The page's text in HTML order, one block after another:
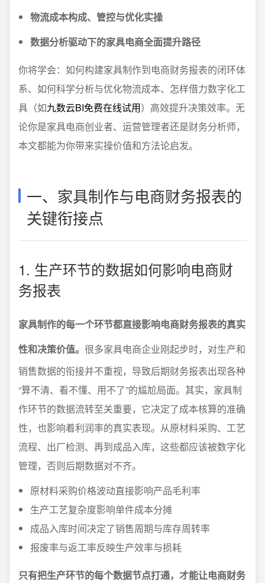
物流成本构成、管控与优化实操
数据分析驱动下的家具电商全面提升路径
你将学会：如何构建家具制作到电商财务报表的闭环体
系、如何科学分析与优化物流成本、怎样借力数字化工
具（如九数云BI免费在线试用）高效提升决策效率。无
论你是家具电商创业者、运营管理者还是财务分析师，
本文都能为你带来实操价值和方法论启发。
一、家具制作与电商财务报表的
关键衔接点
1. 生产环节的数据如何影响电商财
务报表
家具制作的每一个环节都直接影响电商财务报表的真实
性和决策价值。 很多家具电商企业刚起步时，对生产和
销售数据的衔接并不重视，导致后期财务报表出现各种
“算不清、看不懂、用不了”的尴尬局面。其实，家具制
作环节的数据流转至关重要，它决定了成本核算的准确
性，也影响着利润率的真实表现。从原材料采购、工艺
流程、出厂检测、再到成品入库，这些都应该被数字化
管理，否则后期数据对不齐。
原材料采购价格波动直接影响产品毛利率
生产工艺复杂度影响单件成本分摊
成品入库时间决定了销售周期与库存周转率
报废率与返工率反映生产效率与损耗
只有把生产环节的每个数据节点打通，才能让电商财务